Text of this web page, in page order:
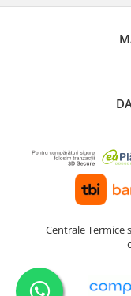
Promotii pachete
CHIUVETE BUCATARIE
Chiuvete bucatarie
Tuburi Flexibile Hota
Accesorii bucatarie
Accesorii chiuvete
Instalatii apa/gaz/
FILTRARE PENTRU
SCHIMB
Centrale Termice